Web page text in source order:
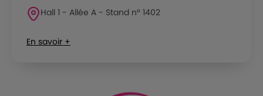
Hall 1 - Allée A - Stand n° 1402
En savoir +